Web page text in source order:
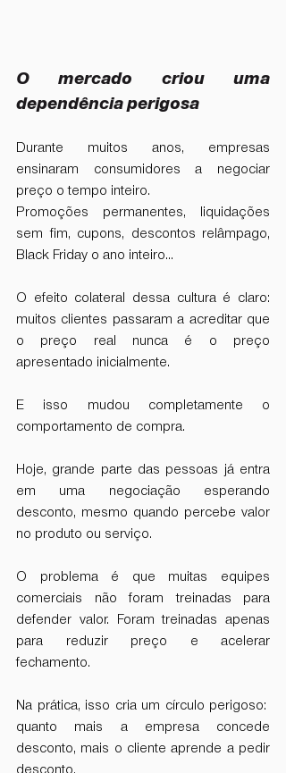
O mercado criou uma
dependência perigosa
Durante muitos anos, empresas
ensinaram consumidores a negociar
preço o tempo inteiro.
Promoções permanentes, liquidações
sem fim, cupons, descontos relâmpago,
Black Friday o ano inteiro…
O efeito colateral dessa cultura é claro:
muitos clientes passaram a acreditar que
o preço real nunca é o preço
apresentado inicialmente.
E isso mudou completamente o
comportamento de compra.
Hoje, grande parte das pessoas já entra
em uma negociação esperando
desconto, mesmo quando percebe valor
no produto ou serviço.
O problema é que muitas equipes
comerciais não foram treinadas para
defender valor. Foram treinadas apenas
para reduzir preço e acelerar
fechamento.
Na prática, isso cria um círculo perigoso:
quanto mais a empresa concede
desconto, mais o cliente aprende a pedir
desconto.